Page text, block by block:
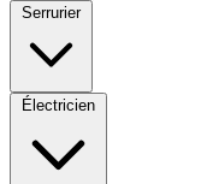
Serrurier
Électricien